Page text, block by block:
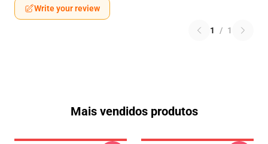
Write your review
1 / 1
Mais vendidos produtos